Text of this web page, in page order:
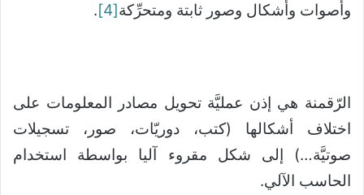
وأصوات وأشكال وصور ثابتة ومتحرِّكة[4]
.
الرّقمنة هي إذن عمليَّة تحويل مصادر المعلومات على
اختلاف أشكالها (كتب، دوريّات، صور، تسجيلات
صوتيَّة…) إلى شكل مقروء آليا بواسطة استخدام
الحاسب الآلي.